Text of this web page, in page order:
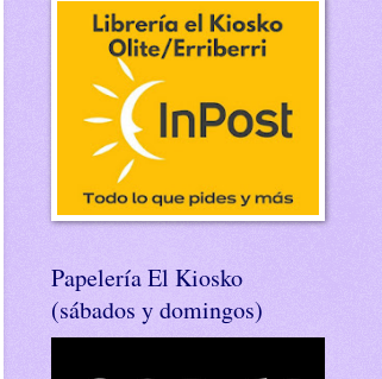
Papelería El Kiosko
(sábados y domingos)